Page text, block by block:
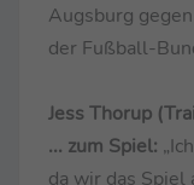
Augsburg
der Fußball-
Jess Thorup
... zum Spiel:
da wir das